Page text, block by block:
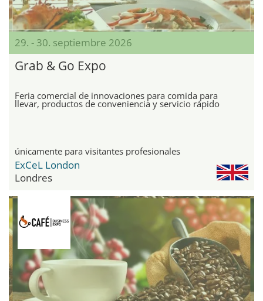
29. - 30. septiembre 2026
Grab & Go Expo
Feria comercial de innovaciones para comida para
llevar, productos de conveniencia y servicio rápido
únicamente para visitantes profesionales
ExCeL London
Londres